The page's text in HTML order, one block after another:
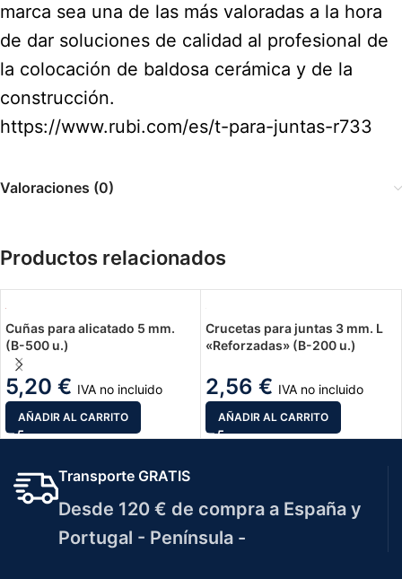
marca sea una de las más valoradas a la hora
de dar soluciones de calidad al profesional de
la colocación de baldosa cerámica y de la
construcción.
https://www.rubi.com/es/t-para-juntas-r733
Valoraciones (0)
Productos relacionados
Cuñas para alicatado 5 mm.
(B-500 u.)
5,20 € IVA no incluido
AÑADIR AL CARRITO
Crucetas para juntas 3 mm. L
«Reforzadas» (B-200 u.)
2,56 € IVA no incluido
AÑADIR AL CARRITO
Transporte GRATIS
Desde 120 € de compra a España y
Portugal - Península -